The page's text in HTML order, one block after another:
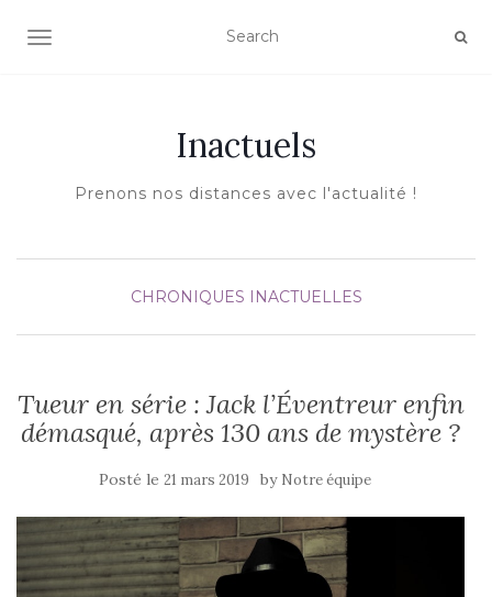
AFFICHER/MASQUER LA NAVIGATION
Inactuels
Prenons nos distances avec l'actualité !
CHRONIQUES INACTUELLES
Tueur en série : Jack l’Éventreur enfin
démasqué, après 130 ans de mystère ?
Posté le 21 mars 2019 by Notre équipe